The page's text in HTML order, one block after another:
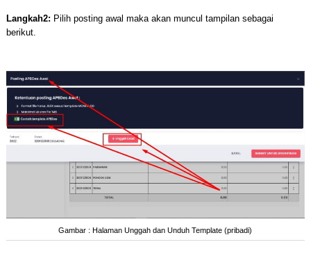
Langkah2: Pilih posting awal maka akan muncul tampilan sebagai
berikut.
Gambar : Halaman Unggah dan Unduh Template (pribadi)